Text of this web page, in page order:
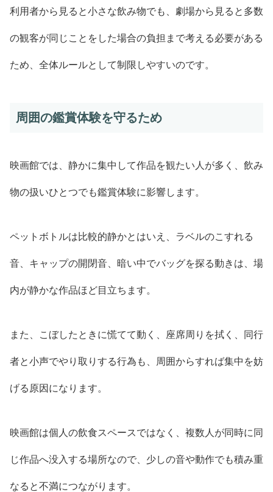
利用者から見ると小さな飲み物でも、劇場から見ると多数
の観客が同じことをした場合の負担まで考える必要がある
ため、全体ルールとして制限しやすいのです。
周囲の鑑賞体験を守るため
映画館では、静かに集中して作品を観たい人が多く、飲み
物の扱いひとつでも鑑賞体験に影響します。
ペットボトルは比較的静かとはいえ、ラベルのこすれる
音、キャップの開閉音、暗い中でバッグを探る動きは、場
内が静かな作品ほど目立ちます。
また、こぼしたときに慌てて動く、座席周りを拭く、同行
者と小声でやり取りする行為も、周囲からすれば集中を妨
げる原因になります。
映画館は個人の飲食スペースではなく、複数人が同時に同
じ作品へ没入する場所なので、少しの音や動作でも積み重
なると不満につながります。